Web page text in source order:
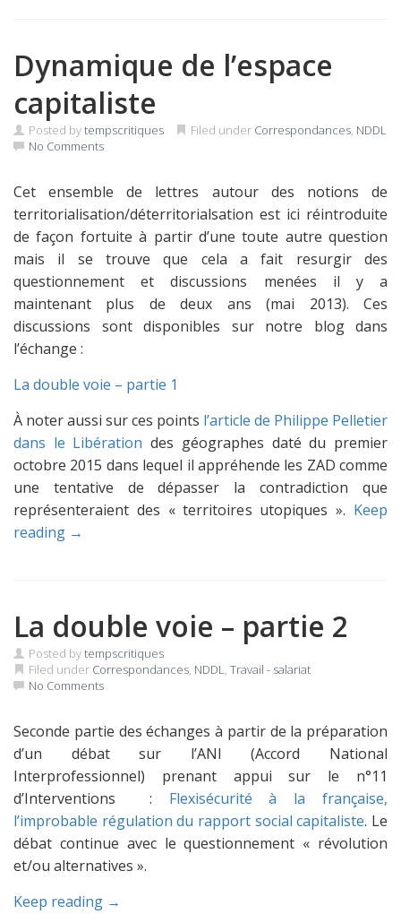
Dynamique de l’espace
capitaliste
Posted bytempscritiques Filed under Correspondances, NDDL
No Comments
Cet ensemble de lettres autour des notions de
territorialisation/déterritorialsation est ici réintroduite
de façon fortuite à partir d’une toute autre question
mais il se trouve que cela a fait resurgir des
questionnement et discussions menées il y a
maintenant plus de deux ans (mai 2013). Ces
discussions sont disponibles sur notre blog dans
l’échange :
La double voie – partie 1
À noter aussi sur ces points l’article de Philippe Pelletier
dans le Libération des géographes daté du premier
octobre 2015 dans lequel il appréhende les ZAD comme
une tentative de dépasser la contradiction que
représenteraient des « territoires utopiques ». Keep
reading →
La double voie – partie 2
Posted bytempscritiques
Filed under Correspondances, NDDL, Travail - salariat
No Comments
Seconde partie des échanges à partir de la préparation
d’un débat sur l’ANI (Accord National
Interprofessionnel) prenant appui sur le n°11
d’Interventions : Flexisécurité à la française,
l’improbable régulation du rapport social capitaliste. Le
débat continue avec le questionnement « révolution
et/ou alternatives ».
Keep reading →